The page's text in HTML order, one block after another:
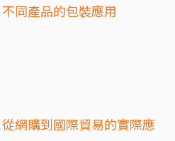
同產品的包裝應用
網購到國際貿易的實際應